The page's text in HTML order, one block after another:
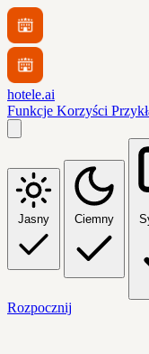
hotele.ai
Funkcje Korzyści
Jasny Ciemny
Rozpocznij